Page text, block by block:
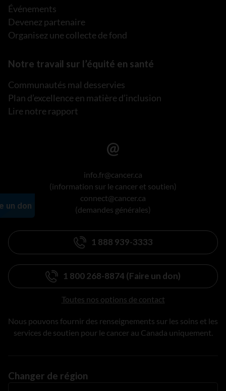
Événements
Devenez partenaire
Organisez une collecte de fond
Notre travail sur l’équité en santé
Communautés mal desservies
Plan d’excellence en matière d’inclusion
Lire notre rapport
info.fr@cancer.ca
(information sur le cancer et soutien)
connect@cancer.ca
(demandes générales)
1 888 939-3333
1 800 268-8874 (Faire un don)
Toutes nos options de contact
Nous pouvons fournir des renseignements sur les soins et les
services de soutien pour le cancer au Canada uniquement.
Changer de région